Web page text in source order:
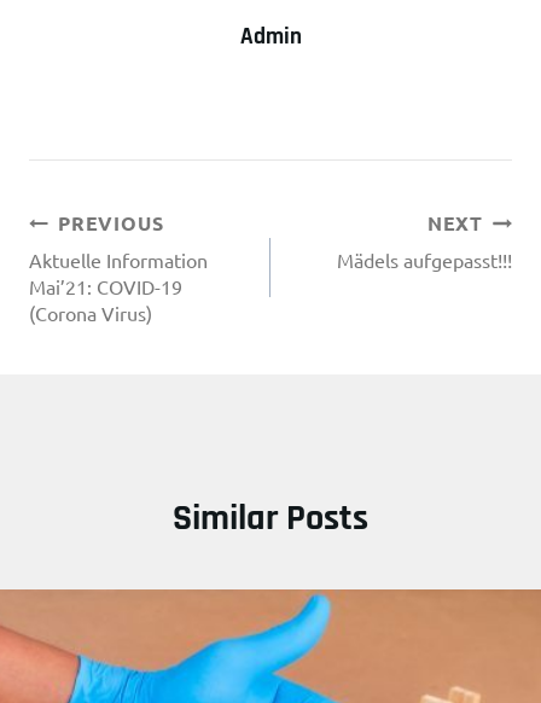
Admin
Beitragsnavigation
PREVIOUS
Aktuelle Information
Mai’21: COVID-19
(Corona Virus)
NEXT
Mädels aufgepasst!!!
Similar Posts